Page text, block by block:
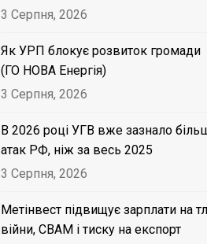
3 Серпня, 2026
Як УРП блокує розвиток громади
(ГО НОВА Енергія)
3 Серпня, 2026
В 2026 році УГВ вже зазнало
атак РФ, ніж за весь 2025
3 Серпня, 2026
Метінвест підвищує зарплати на
війни, CBAM і тиску на експорт